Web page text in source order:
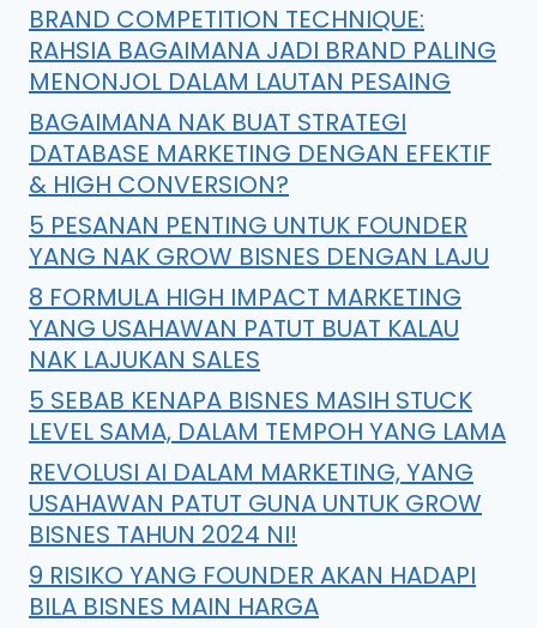
BRAND COMPETITION TECHNIQUE:
RAHSIA BAGAIMANA JADI BRAND PALING
MENONJOL DALAM LAUTAN PESAING
BAGAIMANA NAK BUAT STRATEGI
DATABASE MARKETING DENGAN EFEKTIF
& HIGH CONVERSION?
5 PESANAN PENTING UNTUK FOUNDER
YANG NAK GROW BISNES DENGAN LAJU
8 FORMULA HIGH IMPACT MARKETING
YANG USAHAWAN PATUT BUAT KALAU
NAK LAJUKAN SALES
5 SEBAB KENAPA BISNES MASIH STUCK
LEVEL SAMA, DALAM TEMPOH YANG LAMA
REVOLUSI AI DALAM MARKETING, YANG
USAHAWAN PATUT GUNA UNTUK GROW
BISNES TAHUN 2024 NI!
9 RISIKO YANG FOUNDER AKAN HADAPI
BILA BISNES MAIN HARGA